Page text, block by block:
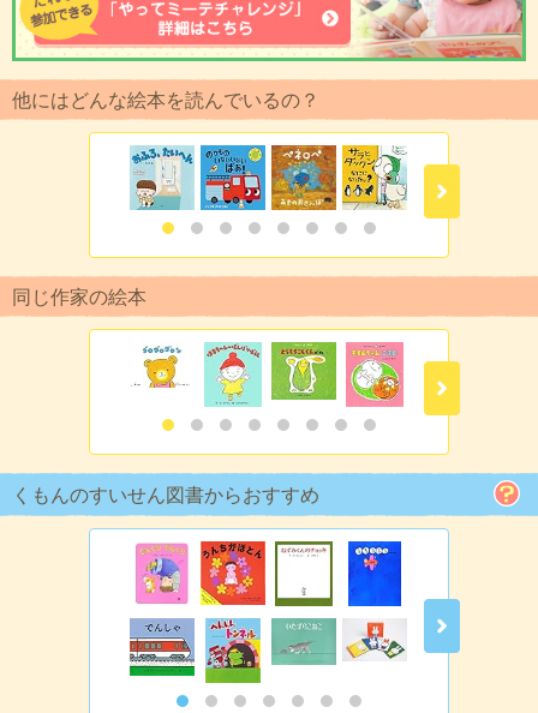
他にはどんな絵本を読んでいるの？
同じ作家の絵本
くもんのすいせん図書からおすすめ